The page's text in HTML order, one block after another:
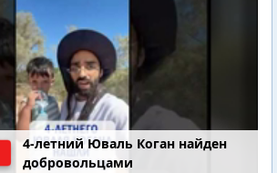
4-летний Юваль Коган найден
добровольцами